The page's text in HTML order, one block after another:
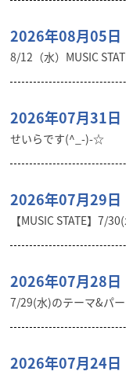
2026年08月05日
8/12（水）MUSIC
2026年07月31日
せいらです(^_-)-☆
2026年07月29日
【MUSIC STATE】7/
2026年07月28日
7/29(水)のテーマ&パ
2026年07月24日